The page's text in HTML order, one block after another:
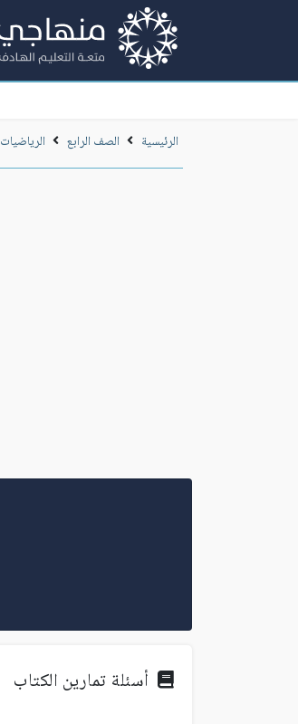
الرئيسية الصف الرابع الرياضيات
أسئلة تمارين الكتاب